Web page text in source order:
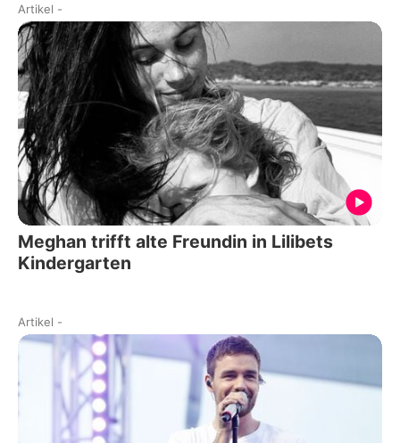
Artikel -
Meghan trifft alte Freundin in Lilibets
Kindergarten
Artikel -